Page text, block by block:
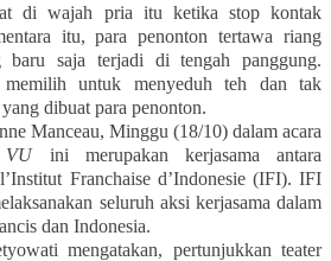
di wajah pria itu ketika stop kontak
itu, para penonton tertawa riang
baru saja terjadi di tengah panggung.
untuk menyeduh teh dan tak
dibuat para penonton.
Manceau, Minggu (18/10) dalam acara
VUini merupakan kerjasama antara
Franchaise d’Indonesie (IFI). IFI
seluruh aksi kerjasama dalam
dan Indonesia.
mengatakan, pertunjukkan teater